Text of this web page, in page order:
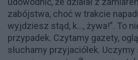
zabójstwa, choć w trakcie
wyjdziesz stąd, k…, żywa!”. To
przypadek. Czytamy gazety,
słuchamy przyjaciółek.